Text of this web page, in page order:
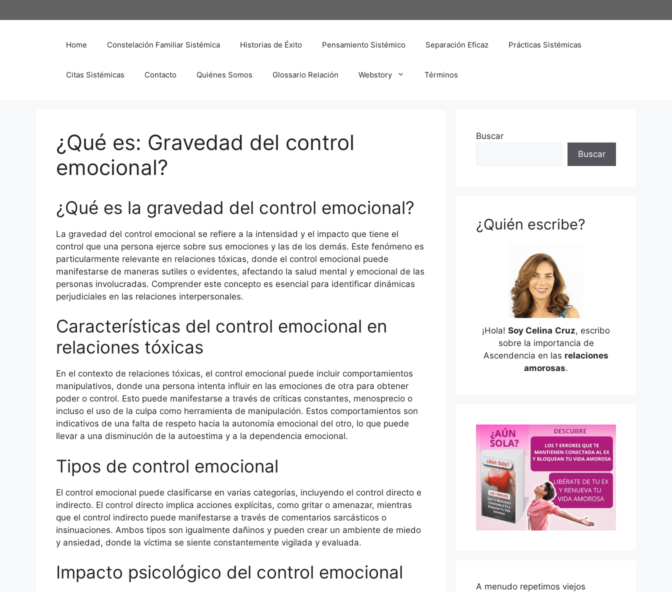
al
Home Constelación Familiar Sistémica Historias de Éxito Pensamiento Sistémico Separación Eficaz Prácticas Sistémicas
Citas Sistémicas Contacto Quiénes Somos Glossario Relación Webstory Términos
¿Qué es: Gravedad del control
emocional?
¿Qué es la gravedad del control emocional?
La gravedad del control emocional se refiere a la intensidad y el impacto que tiene el
control que una persona ejerce sobre sus emociones y las de los demás. Este fenómeno es
particularmente relevante en relaciones tóxicas, donde el control emocional puede
manifestarse de maneras sutiles o evidentes, afectando la salud mental y emocional de las
personas involucradas. Comprender este concepto es esencial para identificar dinámicas
perjudiciales en las relaciones interpersonales.
Características del control emocional en
relaciones tóxicas
En el contexto de relaciones tóxicas, el control emocional puede incluir comportamientos
manipulativos, donde una persona intenta influir en las emociones de otra para obtener
poder o control. Esto puede manifestarse a través de críticas constantes, menosprecio o
incluso el uso de la culpa como herramienta de manipulación. Estos comportamientos son
indicativos de una falta de respeto hacia la autonomía emocional del otro, lo que puede
llevar a una disminución de la autoestima y a la dependencia emocional.
Tipos de control emocional
El control emocional puede clasificarse en varias categorías, incluyendo el control directo e
indirecto. El control directo implica acciones explícitas, como gritar o amenazar, mientras
que el control indirecto puede manifestarse a través de comentarios sarcásticos o
insinuaciones. Ambos tipos son igualmente dañinos y pueden crear un ambiente de miedo
y ansiedad, donde la víctima se siente constantemente vigilada y evaluada.
Impacto psicológico del control emocional
Buscar
Buscar
¿Quién escribe?
¡Hola! Soy Celina Cruz, escribo
sobre la importancia de
Ascendencia en las relaciones
amorosas.
A menudo repetimos viejos